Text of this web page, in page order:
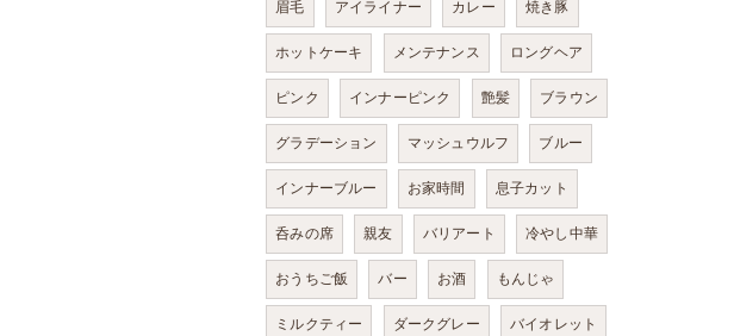
眉毛 アイライナー カレー 焼き豚
ホットケーキ メンテナンス ロングヘア
ピンク インナーピンク 艶髪 ブラウン
グラデーション マッシュウルフ ブルー
インナーブルー お家時間 息子カット
呑みの席 親友 バリアート 冷やし中華
おうちご飯 バー お酒 もんじゃ
ミルクティー ダークグレー バイオレット